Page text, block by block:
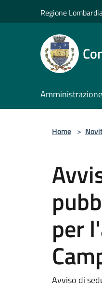
Regione
Amministrazione
Home >
per
Avviso di